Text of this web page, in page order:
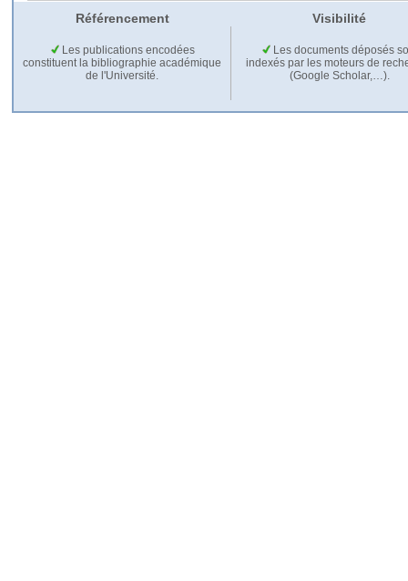
Référencement Visibilité
Les publications encodées
constituent la bibliographie académique
de l'Université.
Les documents déposés
indexés par les moteurs de
(Google Scholar,…).